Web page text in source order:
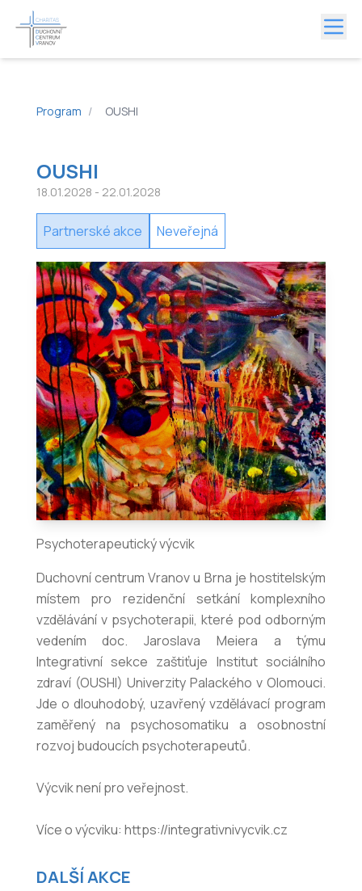
Program / OUSHI
OUSHI
18.01.2028 - 22.01.2028
Partnerské akce Neveřejná
Psychoterapeutický výcvik
Duchovní centrum Vranov u Brna je hostitelským
místem pro rezidenční setkání komplexního
vzdělávání v psychoterapii, které pod odborným
vedením doc. Jaroslava Meiera a týmu
Integrativní sekce zaštiťuje Institut sociálního
zdraví (OUSHI) Univerzity Palackého v Olomouci.
Jde o dlouhodobý, uzavřený vzdělávací program
zaměřený na psychosomatiku a osobnostní
rozvoj budoucích psychoterapeutů.
Výcvik není pro veřejnost.
Více o výcviku: https://integrativnivycvik.cz
DALŠÍ AKCE